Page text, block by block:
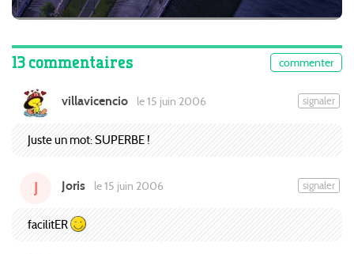
13 commentaires commenter
villavicencio le 15 juin 2006 signaler
Juste un mot: SUPERBE !
J Joris le 15 juin 2006 signaler
facilitER